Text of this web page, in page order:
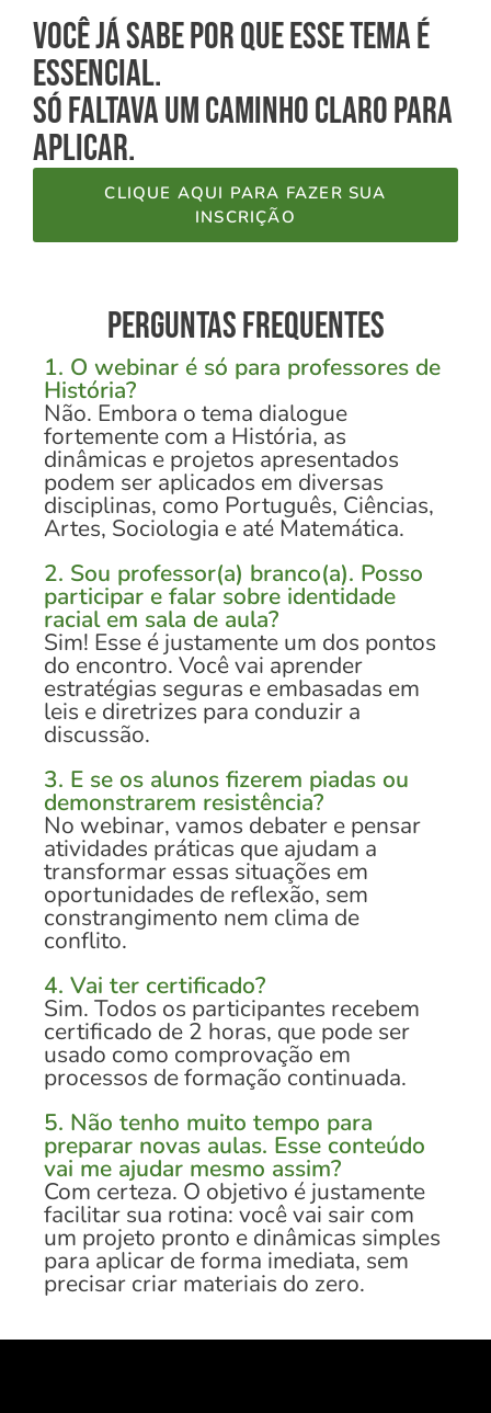
Você já sabe por que esse tema é
essencial.
só faltava um caminho claro para
aplicar.
CLIQUE AQUI PARA FAZER SUA
INSCRIÇÃO
Perguntas frequentes
1. O webinar é só para professores de
História?
Não. Embora o tema dialogue
fortemente com a História, as
dinâmicas e projetos apresentados
podem ser aplicados em diversas
disciplinas, como Português, Ciências,
Artes, Sociologia e até Matemática.
2. Sou professor(a) branco(a). Posso
participar e falar sobre identidade
racial em sala de aula?
Sim! Esse é justamente um dos pontos
do encontro. Você vai aprender
estratégias seguras e embasadas em
leis e diretrizes para conduzir a
discussão.
3. E se os alunos fizerem piadas ou
demonstrarem resistência?
No webinar, vamos debater e pensar
atividades práticas que ajudam a
transformar essas situações em
oportunidades de reflexão, sem
constrangimento nem clima de
conflito.
4. Vai ter certificado?
Sim. Todos os participantes recebem
certificado de 2 horas, que pode ser
usado como comprovação em
processos de formação continuada.
5. Não tenho muito tempo para
preparar novas aulas. Esse conteúdo
vai me ajudar mesmo assim?
Com certeza. O objetivo é justamente
facilitar sua rotina: você vai sair com
um projeto pronto e dinâmicas simples
para aplicar de forma imediata, sem
precisar criar materiais do zero.